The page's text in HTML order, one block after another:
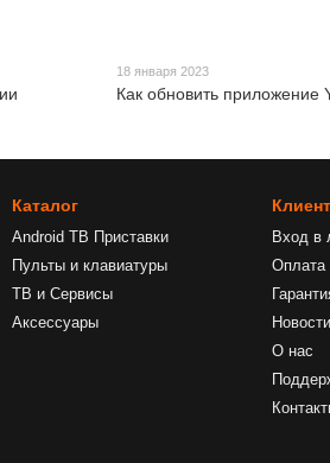
18 января 2023
Как обновить приложение
Каталог
Android ТВ Приставки
Пульты и клавиатуры
ТВ и Сервисы
Аксессуары
Вход в
Оплата
Новости
О нас